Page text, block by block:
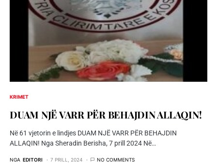
KRIMET
DUAM NJË VARR PËR BEHAJDIN ALLAQIN!
Në 61 vjetorin e lindjes DUAM NJË VARR PËR BEHAJDIN
ALLAQIN! Nga Sheradin Berisha, 7 prill 2024 Në…
NGA EDITORI 7 PRILL, 2024 NO COMMENTS